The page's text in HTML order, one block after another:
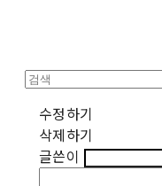
수정하기
삭제하기
글쓴이